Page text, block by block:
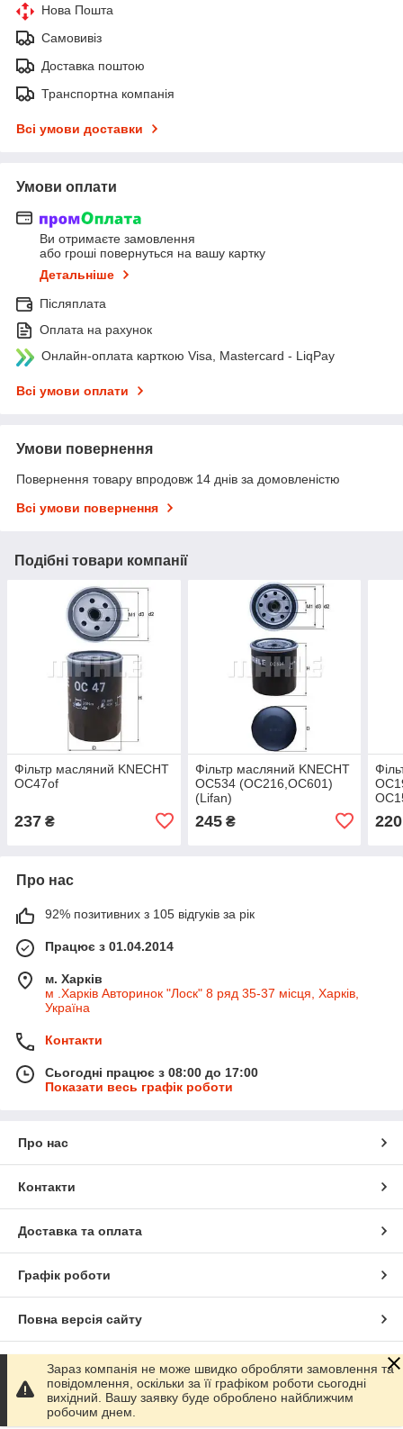
Нова Пошта
Самовивіз
Доставка поштою
Транспортна компанія
Всі умови доставки
Умови оплати
Ви отримаєте замовлення
або гроші повернуться на вашу картку
Детальніше
Післяплата
Оплата на рахунок
Онлайн-оплата карткою Visa, Mastercard - LiqPay
Всі умови оплати
Умови повернення
Повернення товару впродовж 14 днів за домовленістю
Всі умови повернення
Подібні товари компанії
Фільтр масляний KNECHT
OC47of
237 ₴
Фільтр масляний KNECHT
OC534 (OC216,OC601)
(Lifan)
245₴ 220
Про нас
92% позитивних з 105 відгуків за рік
Працює з 01.04.2014
м. Харків
м .Харків Авторинок "Лоск" 8 ряд 35-37 місця, Харків,
Україна
Контакти
Сьогодні працює з 08:00 до 17:00
Показати весь графік роботи
Про нас
Контакти
Доставка та оплата
Графік роботи
Повна версія сайту
Сайт створено на маркетплейсі Prom.ua
Політика конфіденційності
Зараз компанія не може швидко обробляти замовлення та
повідомлення, оскільки за її графіком роботи сьогодні
вихідний. Вашу заявку буде оброблено найближчим
робочим днем.